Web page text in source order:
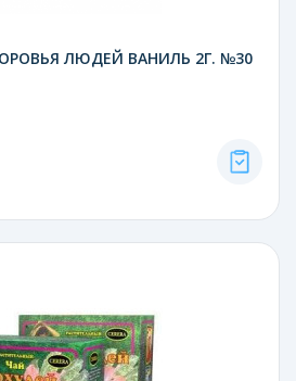
ЛЮДЕЙ ВАНИЛЬ 2Г. №30